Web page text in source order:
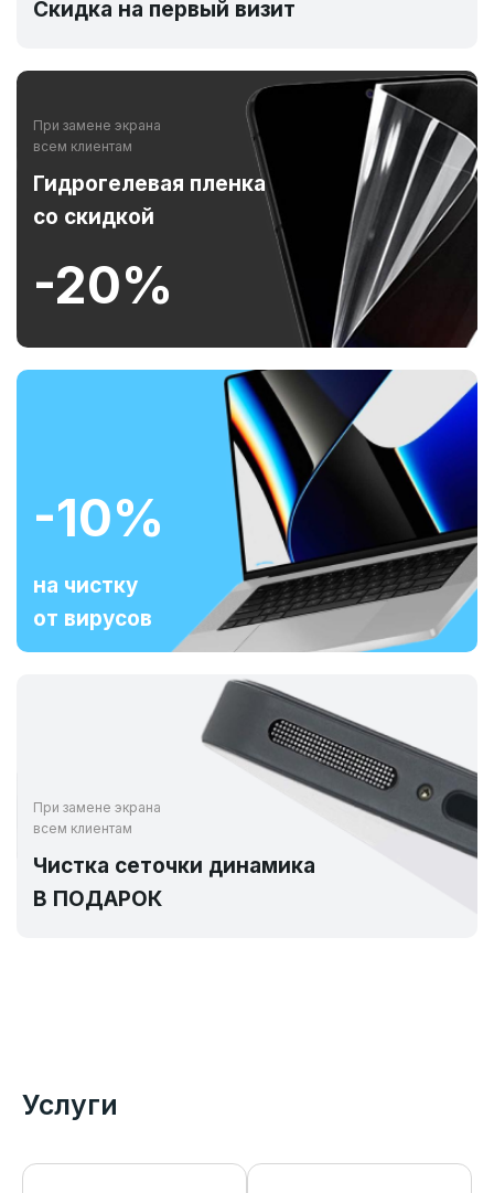
Скидка на первый визит
При замене экрана
всем клиентам
Гидрогелевая пленка
со скидкой
-20%
-10%
на чистку
от вирусов
При замене экрана
всем клиентам
Чистка сеточки динамика
В ПОДАРОК
Услуги